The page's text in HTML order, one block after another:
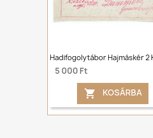
Hadifogolytábor Hajmáskér 2
5 000 Ft
 KOSÁRBA